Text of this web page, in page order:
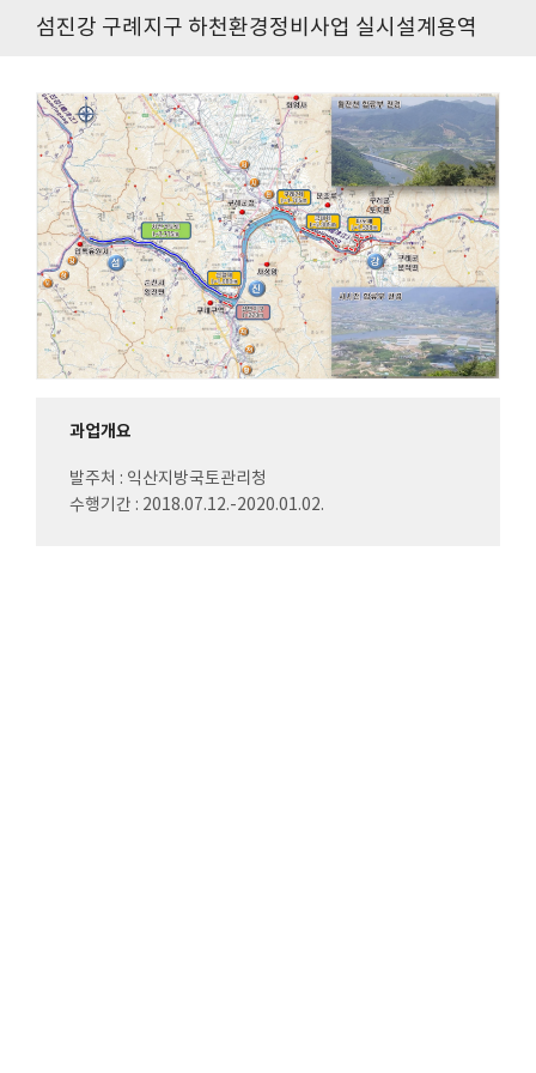
섬진강 구례지구 하천환경정비사업 실시설계용역
과업개요
발주처 : 익산지방국토관리청
수행기간 : 2018.07.12.-2020.01.02.